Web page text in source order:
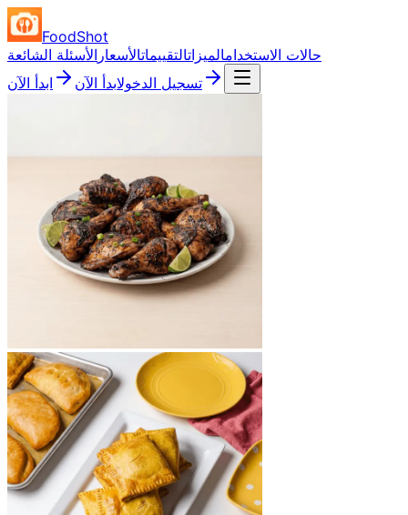
FoodShot
حالات الاستخدامالميزاتالتقييماتالأسعار الأسئلة الشائعة
تسجيل الدخولابدأ الآن ابدأ الآن